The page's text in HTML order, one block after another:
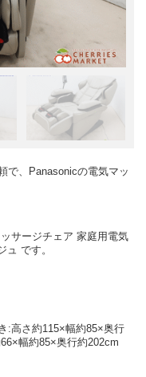
で、Panasonicの電気マッ
サージチェア 家庭用電気
です。
:高さ約115×幅約85×奥行
幅約85×奥行約202cm